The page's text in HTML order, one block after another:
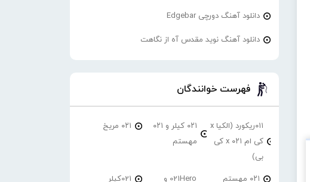
دانلود آهنگ دورچی Edgebar
دانلود آهنگ نوید مقدس آه از نگاهت
فهرست خوانندگان
۰۱۱ریکورد (الکیا x
کی ام ۰۲۱ x کی
بی)
۰۲۱ کیلر و ۰۲۱
مهستم
۰۲۱ مریخ
۰۲۱ مهستم
021Hero و
021کیلر